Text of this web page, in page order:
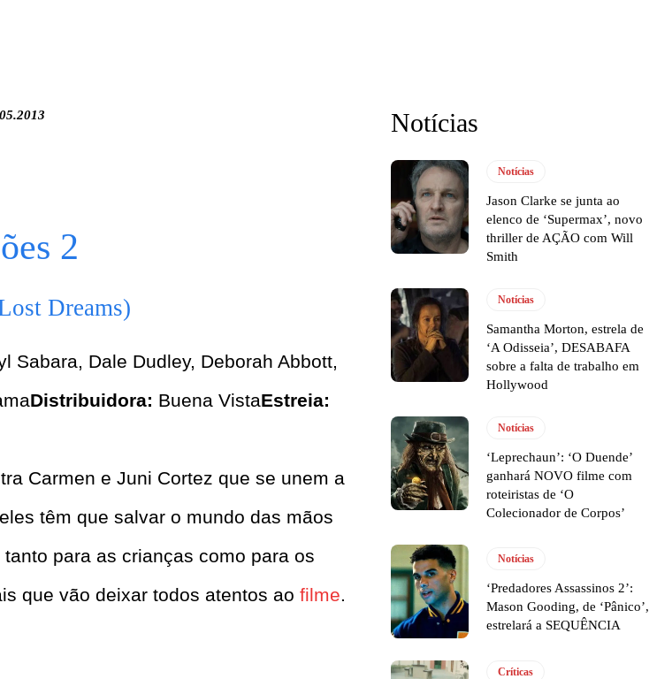
2
Dreams)
Sabara, Dale Dudley, Deborah Abbott,
Distribuidora: Buena VistaEstreia:
Carmen e Juni Cortez que se unem a
têm que salvar o mundo das mãos
tanto para as crianças como para os
que vão deixar todos atentos ao filme.
Notícias
Notícias
Jason Clarke se junta ao
elenco de ‘Supermax’, novo
thriller de AÇÃO com Will
Smith
Notícias
Samantha Morton, estrela de
‘A Odisseia’, DESABAFA
sobre a falta de trabalho em
Hollywood
Notícias
‘Leprechaun’: ‘O Duende’
ganhará NOVO filme com
roteiristas de ‘O
Colecionador de Corpos’
Notícias
‘Predadores Assassinos 2’:
Mason Gooding, de ‘Pânico’,
estrelará a SEQUÊNCIA
Críticas